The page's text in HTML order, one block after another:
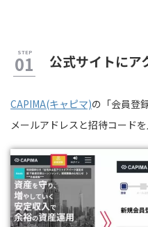
公式サイトにア
CAPIMA(キャピマ)の「会員登
メールアドレスと招待コードを